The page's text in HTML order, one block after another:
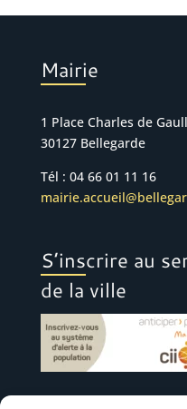
Mairie
1 Place Charles de
30127 Bellegarde
Tél : 04 66 01 11 16
S’inscrire au
de la ville